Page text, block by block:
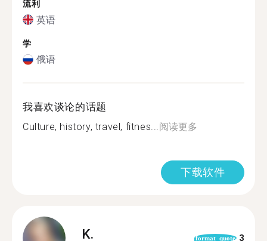
流利
英语
学
俄语
我喜欢谈论的话题
Culture, history, travel, fitnes...阅读更多
下载软件
K. format_quote 3